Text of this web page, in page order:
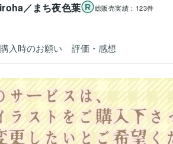
／まち夜色葉 総販売実績： 123件
購入時のお願い 評価・感想